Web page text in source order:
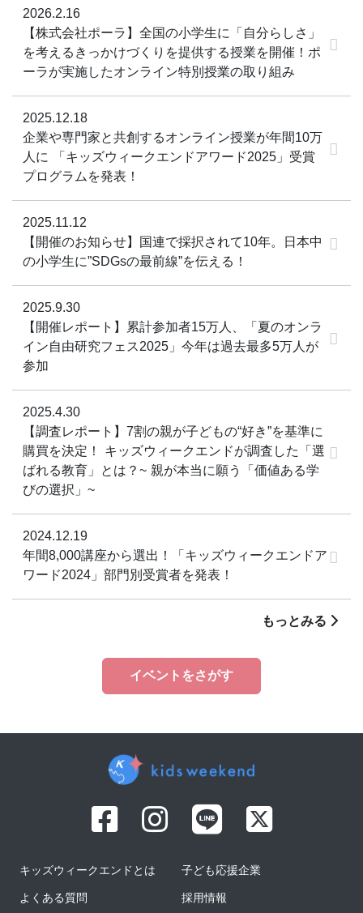
2026.2.16
【株式会社ポーラ】全国の小学生に「自分らしさ」
を考えるきっかけづくりを提供する授業を開催！ポ
ーラが実施したオンライン特別授業の取り組み
2025.12.18
企業や専門家と共創するオンライン授業が年間10万
人に 「キッズウィークエンドアワード2025」受賞
プログラムを発表！
2025.11.12
【開催のお知らせ】国連で採択されて10年。日本中
の小学生に”SDGsの最前線”を伝える！
2025.9.30
【開催レポート】累計参加者15万人、「夏のオンラ
イン自由研究フェス2025」今年は過去最多5万人が
参加
2025.4.30
【調査レポート】7割の親が子どもの“好き”を基準に
購買を決定！ キッズウィークエンドが調査した「選
ばれる教育」とは？~ 親が本当に願う「価値ある学
びの選択」~
2024.12.19
年間8,000講座から選出！「キッズウィークエンドア
ワード2024」部門別受賞者を発表！
もっとみる
イベントをさがす
キッズウィークエンドとは
よくある質問
子ども応援企業
採用情報